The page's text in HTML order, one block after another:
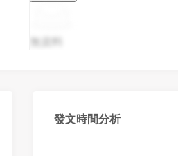
無資料
發文時間分析